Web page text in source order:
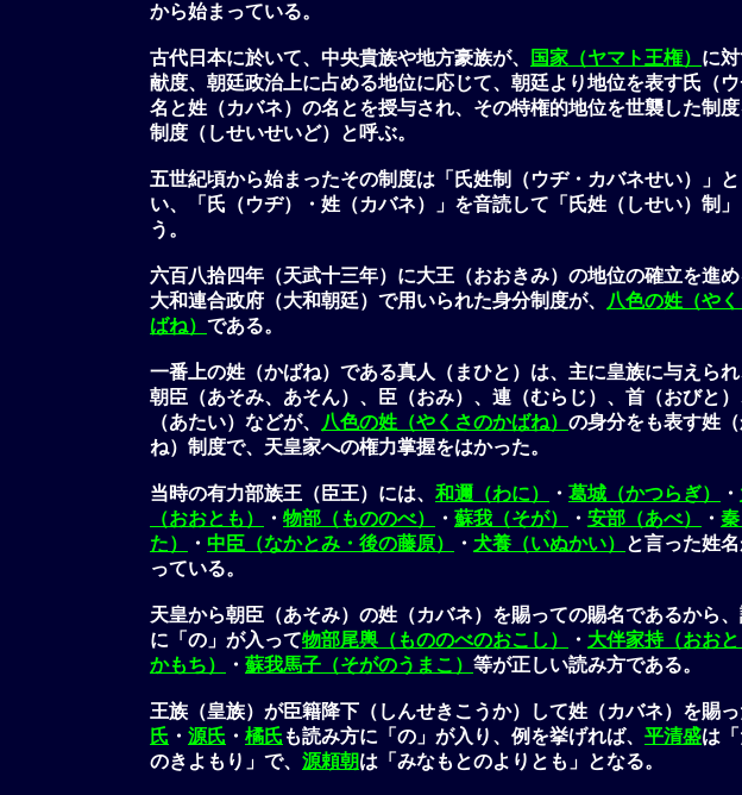
から始まっている。
古代日本に於いて、中央貴族や地方豪族が、 国家（ヤマト王権） に
献度、朝廷政治上に占める地位に応じて、朝廷より地位を表す氏（
名と姓（カバネ）の名とを授与され、その特権的地位を世襲した制
制度（しせいせいど）と呼ぶ。
五世紀頃から始まったその制度は「氏姓制（ウヂ・カバネせい）」
い、「氏（ウヂ）・姓（カバネ）」を音読して「氏姓（しせい）制
う。
六百八拾四年（天武十三年）に大王（おおきみ）の地位の確立を進め
大和連合政府（大和朝廷）で用いられた身分制度が、 八色の姓（や
ばね） である。
一番上の姓（かばね）である真人（まひと）は、主に皇族に与えら
朝臣（あそみ、あそん）、臣（おみ）、連（むらじ）、首（おびと
（あたい）などが、 八色の姓（やくさのかばね） の身分をも表す姓
ね）制度で、天皇家への権力掌握をはかった。
当時の有力部族王（臣王）には、 和邇（わに） ・ 葛城（かつらぎ） ・
（おおとも）
・ 物部（もののべ） ・ 蘇我（そが） ・ 安部（あべ） ・
た）
・ 中臣（なかとみ・後の藤原） ・ 犬養（いぬかい）
と言った姓
っている。
天皇から朝臣（あそみ）の姓（カバネ）を賜っての賜名であるから
に「の」が入って物部尾輿（もののべのおこし） ・ 大伴家持（おお
かもち）
・ 蘇我馬子（そがのうまこ） 等が正しい読み方である。
王族（皇族）が臣籍降下（しんせきこうか）して姓（カバネ）を賜っ
氏 ・ 源氏 ・ 橘氏 も読み方に「の」が入り、例を挙げれば、 平清盛は
のきよもり」で、 源頼朝は「みなもとのよりとも」となる。